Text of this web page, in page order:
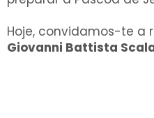
Hoje, convidamos-te a
Giovanni Battista